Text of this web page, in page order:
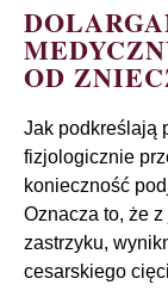
OD
Jak podkreślają
fizjologicznie
konieczność
Oznacza to, że
zastrzyku,
cesarskiego